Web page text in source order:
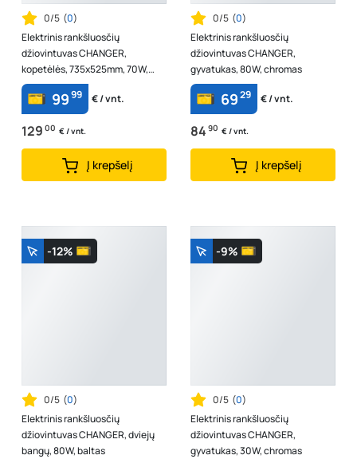
0/5 (0)
Elektrinis rankšluosčių
džiovintuvas CHANGER,
kopetėlės, 735x525mm, 70W,
chromas
9999 € / vnt.
129 00 € / vnt.
Į krepšelį
0/5 (0)
Elektrinis rankšluosčių
džiovintuvas CHANGER,
gyvatukas, 80W, chromas
6929 € / vnt.
84 90 € / vnt.
Į krepšelį
-12%
0/5 (0)
Elektrinis rankšluosčių
džiovintuvas CHANGER, dviejų
bangų, 80W, baltas
-9%
0/5 (0)
Elektrinis rankšluosčių
džiovintuvas CHANGER,
gyvatukas, 30W, chromas